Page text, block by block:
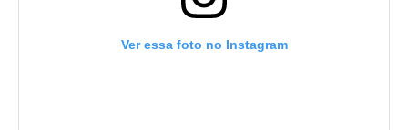
Ver essa foto no Instagram